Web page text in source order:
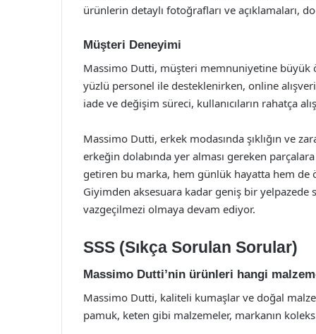
ürünlerin detaylı fotoğrafları ve açıklamaları,
Müşteri Deneyimi
Massimo Dutti, müşteri memnuniyetine büyük
yüzlü personel ile desteklenirken, online
iade ve değişim süreci, kullanıcıların rahatça
Massimo Dutti, erkek modasında şıklığın ve
erkeğin dolabında yer alması gereken
getiren bu marka, hem günlük hayatta hem de
Giyimden aksesuara kadar geniş bir
vazgeçilmezi olmaya devam ediyor.
SSS (Sıkça Sorulan Sorular)
Massimo Dutti’nin ürünleri hangi
Massimo Dutti, kaliteli kumaşlar ve doğal
pamuk, keten gibi malzemeler, markanın